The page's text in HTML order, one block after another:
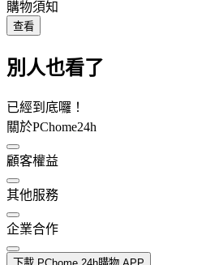
購物須知
查看
別人也看了
已經到底囉！
關於PChome24h
顧客權益
其他服務
企業合作